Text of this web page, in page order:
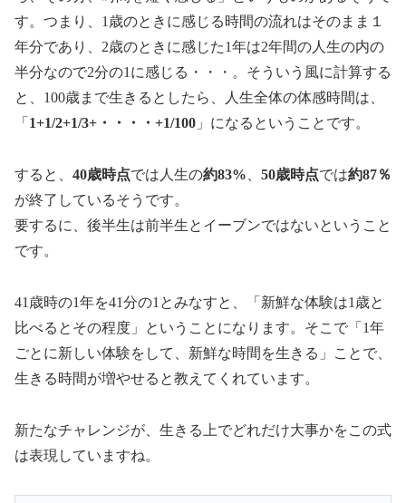
す。つまり、1歳のときに感じる時間の流れはそのまま１
年分であり、2歳のときに感じた1年は2年間の人生の内の
半分なので2分の1に感じる・・・。そういう風に計算する
と、100歳まで生きるとしたら、人生全体の体感時間は、
「 1+1/2+1/3+・・・・+1/100 」になるということです。
すると、 40歳時点では人生の約83% 50歳時点では約87％
が終了しているそうです。
要するに、後半生は前半生とイーブンではないということ
です。
41歳時の1年を41分の1とみなすと、「新鮮な体験は1歳と
比べるとその程度」ということになります。そこで「1年
ごとに新しい体験をして、新鮮な時間を生きる」ことで、
生きる時間が増やせると教えてくれています。
新たなチャレンジが、生きる上でどれだけ大事かをこの式
は表現していますね。